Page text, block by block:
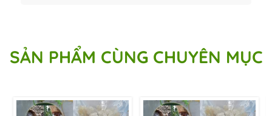
SẢN PHẨM CÙNG CHUYÊN MỤC